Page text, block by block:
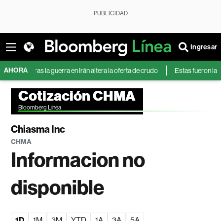
PUBLICIDAD
Ingresar
AHORAla guerra en Irán altera la oferta de crudo Estas fueron las 10
Cotización CHMA
Bloomberg Línea
Chiasma Inc
CHMA
Informacion no
disponible